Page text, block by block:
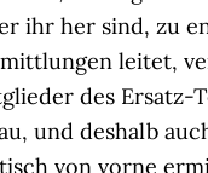
ihr her sind, zu
leitet,
des
und deshalb
von vorne